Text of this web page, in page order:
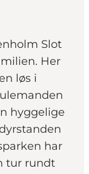
Slot
Her
løs i
hyggelige
har
tur rundt